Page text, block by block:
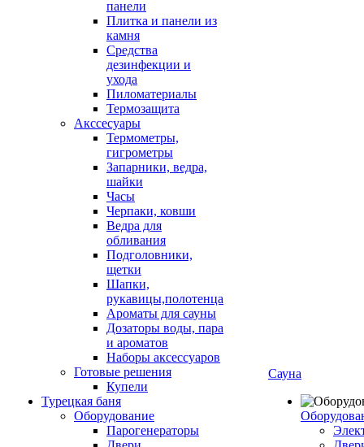
панели
Плитка и панели из
камня
Средства
дезинфекции и
ухода
Пиломатериалы
Термозащита
Аксcесуары
Термометры,
гигрометры
Запарники, ведра,
шайки
Часы
Черпаки, ковши
Ведра для
обливания
Подголовники,
щетки
Шапки,
рукавицы,полотенца
Ароматы для сауны
Дозаторы воды, пара
и ароматов
Наборы аксессуаров
Готовые решения
Купели
Турецкая баня
Оборудование
Парогенераторы
Сауна